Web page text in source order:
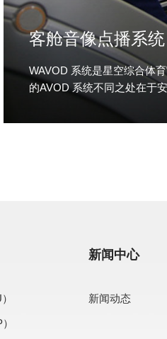
客舱音像点播系统
WAVOD 系统是星空综合体
的AVOD 系统不同之处在于
新闻中心
新闻动态